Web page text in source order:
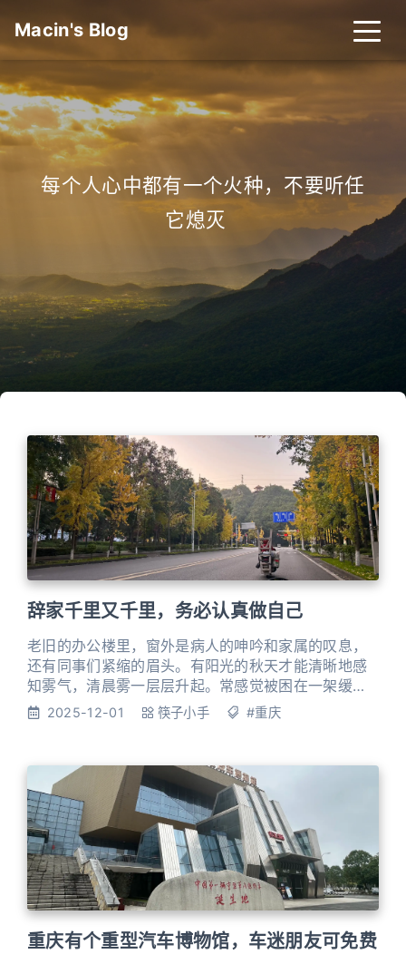
Macin's Blog
每个人心中都有一个火种，不要听任
它熄灭
辞家千里又千里，务必认真做自己
老旧的办公楼里，窗外是病人的呻吟和家属的叹息，
还有同事们紧缩的眉头。有阳光的秋天才能清晰地感
知雾气，清晨雾一层层升起。常感觉被困在一架缓慢
运转却不能停下的机器里，每个齿轮都精确却冷漠，
心里有一种说不上来的紧绷。 30+的女性，并不缺乏
尘的玻璃，把我与更远处的光隔开。当时的感觉是，
如果继续留下，会被一种透明的疲惫慢慢覆盖，那疲
惫没有形状，也没有声音，却真
2025-12-01 筷子小手 #重庆
重庆有个重型汽车博物馆，车迷朋友可免费